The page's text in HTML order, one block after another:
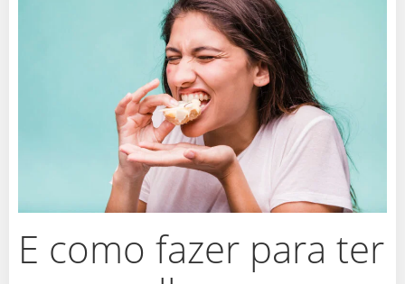
E como fazer para ter